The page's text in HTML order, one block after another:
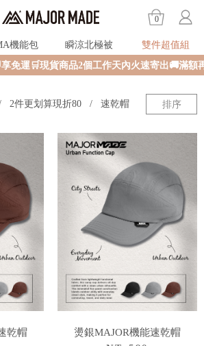
0
機能包 瞬涼北極被
雙件超值組
免運🛒現貨商品2個工作天內火速寄出🚚滿額
2件更划算現折80 速乾帽 排序
乾帽
燙銀MAJOR機能速乾帽